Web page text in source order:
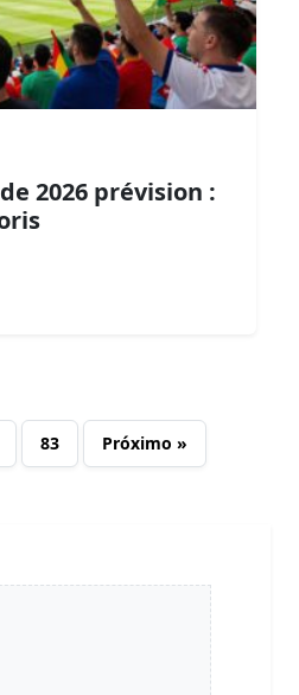
2026 prévision :
83 Próximo »